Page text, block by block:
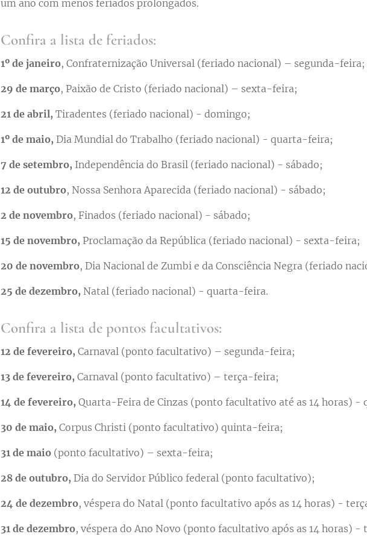
um ano com menos feriados prolongados.
Confira a lista de feriados:
1º de janeiro, Confraternização Universal (feriado nacional) – segunda-feira;
29 de março, Paixão de Cristo (feriado nacional) – sexta-feira;
21 de abril, Tiradentes (feriado nacional) - domingo;
1º de maio, Dia Mundial do Trabalho (feriado nacional) - quarta-feira;
7 de setembro, Independência do Brasil (feriado nacional) - sábado;
12 de outubro, Nossa Senhora Aparecida (feriado nacional) - sábado;
2 de novembro, Finados (feriado nacional) - sábado;
15 de novembro, Proclamação da República (feriado nacional) - sexta-feira;
20 de novembro, Dia Nacional de Zumbi e da Consciência Negra (feriado
25 de dezembro, Natal (feriado nacional) - quarta-feira.
Confira a lista de pontos facultativos:
12 de fevereiro, Carnaval (ponto facultativo) – segunda-feira;
13 de fevereiro, Carnaval (ponto facultativo) – terça-feira;
14 de fevereiro, Quarta-Feira de Cinzas (ponto facultativo até as 14 horas) -
30 de maio, Corpus Christi (ponto facultativo) quinta-feira;
31 de maio(ponto facultativo) – sexta-feira;
28 de outubro, Dia do Servidor Público federal (ponto facultativo);
24 de dezembro, véspera do Natal (ponto facultativo após as 14 horas) -
31 de dezembro, véspera do Ano Novo (ponto facultativo após as 14 horas) -